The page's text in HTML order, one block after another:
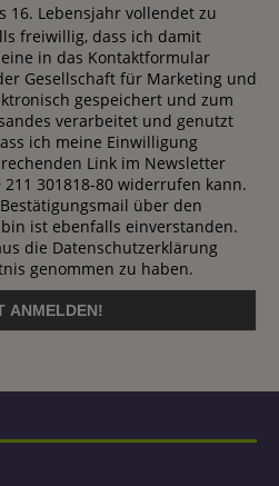
16. Lebensjahr vollendet zu
freiwillig, dass ich damit
in das Kontaktformular
Gesellschaft für Marketing und
gespeichert und zum
verarbeitet und genutzt
ich meine Einwilligung
Link im Newsletter
301818-80 widerrufen kann.
über den
ist ebenfalls einverstanden.
die Datenschutzerklärung
genommen zu haben.